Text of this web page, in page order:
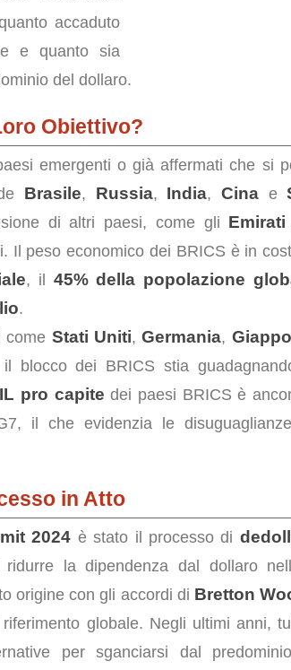
accaduto
e quanto sia
del dollaro.
Obiettivo?
emergenti o già affermati che si
Brasile, Russia, India, Cinae
di altri paesi, come gli
Il peso economico dei BRICS è in
, il 45% della popolazione
.
come Stati Uniti,Germania,
blocco dei BRICS stia
pro capite dei paesi BRICS è
il che evidenzia le
in Atto
2024 è stato il processo di
la dipendenza dal dollaro
origine con gli accordi di Bretton
globale. Negli ultimi anni,
per sganciarsi dal